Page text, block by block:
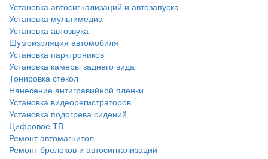
Установка автосигнализаций и автозапуска
Установка мультимедиа
Установка автозвука
Шумоизоляция автомобиля
Установка парктроников
Установка камеры заднего вида
Тонировка стекол
Нанесение антигравийной пленки
Установка видеорегистраторов
Установка подогрева сидений
Цифровое ТВ
Ремонт автомагнитол
Ремонт брелоков и автосигнализаций